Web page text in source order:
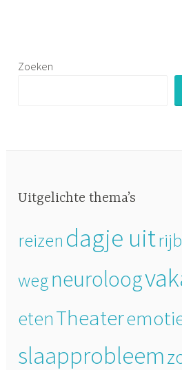
Zoeken
Uitgelichte thema’s
reizen dagje uit
wegneuroloog
etenTheater
slaapprobleem